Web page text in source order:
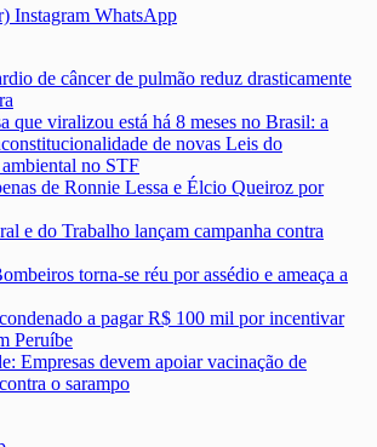
Instagram WhatsApp
de câncer de pulmão reduz drasticamente
que viralizou está há 8 meses no Brasil: a
de novas Leis do
no STF
de Ronnie Lessa e Élcio Queiroz por
e do Trabalho lançam campanha contra
torna-se réu por assédio e ameaça a
a pagar R$ 100 mil por incentivar
Peruíbe
Empresas devem apoiar vacinação de
o sarampo